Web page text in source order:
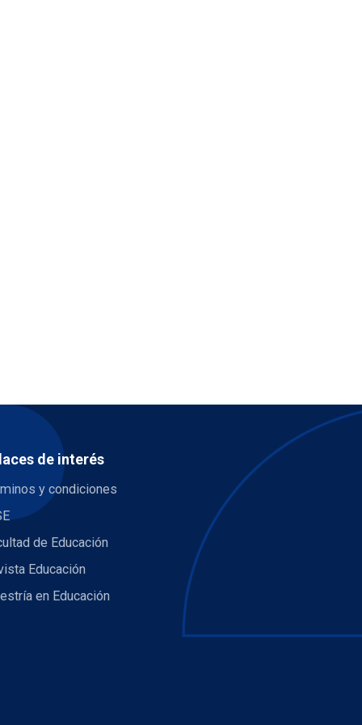
de interés
y condiciones
de Educación
Educación
en Educación